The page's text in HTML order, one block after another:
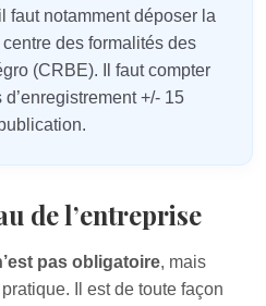
faut notamment déposer la
des formalités des
(CRBE). Il faut compter
+/- 15
de l’entreprise
pas obligatoire, mais
Il est de toute façon